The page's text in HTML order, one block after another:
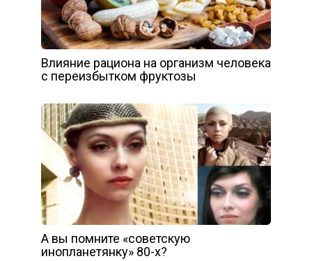
Влияние рациона на организм человека
с переизбытком фруктозы
А вы помните «советскую
инопланетянку» 80-х?